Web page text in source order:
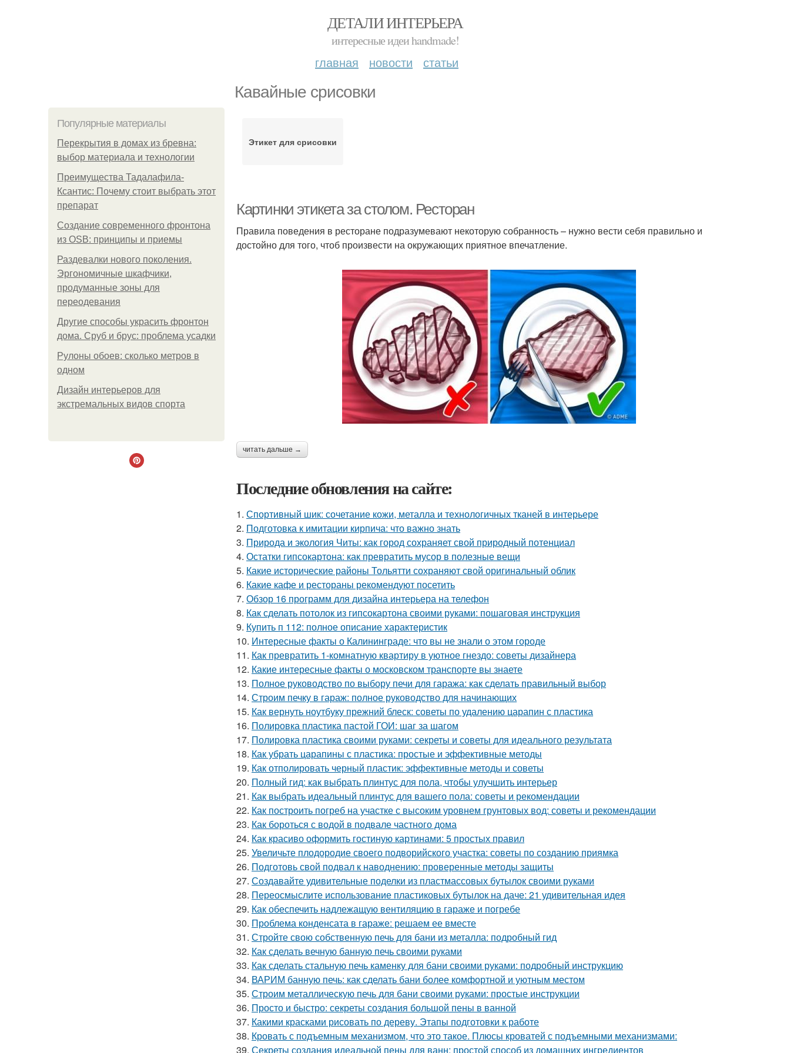
ДЕТАЛИ ИНТЕРЬЕРА
интересные идеи handmade!
главная новости статьи
Кавайные срисовки
Популярные материалы
Перекрытия в домах из бревна:
выбор материала и технологии
Преимущества Тадалафила-
Ксантис: Почему стоит выбрать этот
препарат
Создание современного фронтона
из OSB: принципы и приемы
Раздевалки нового поколения.
Эргономичные шкафчики,
продуманные зоны для
переодевания
Другие способы украсить фронтон
дома. Сруб и брус: проблема усадки
Рулоны обоев: сколько метров в
одном
Дизайн интерьеров для
экстремальных видов спорта
Этикет для срисовки
Картинки этикета за столом. Ресторан
Правила поведения в ресторане подразумевают некоторую собранность – нужно вести себя правильно и
достойно для того, чтоб произвести на окружающих приятное впечатление.
читать дальше →
Последние обновления на сайте:
1. Спортивный шик: сочетание кожи, металла и технологичных тканей в интерьере
2. Подготовка к имитации кирпича: что важно знать
3. Природа и экология Читы: как город сохраняет свой природный потенциал
4. Остатки гипсокартона: как превратить мусор в полезные вещи
5. Какие исторические районы Тольятти сохраняют свой оригинальный облик
6. Какие кафе и рестораны рекомендуют посетить
7. Обзор 16 программ для дизайна интерьера на телефон
8. Как сделать потолок из гипсокартона своими руками: пошаговая инструкция
9. Купить п 112: полное описание характеристик
10. Интересные факты о Калининграде: что вы не знали о этом городе
11. Как превратить 1-комнатную квартиру в уютное гнездо: советы дизайнера
12. Какие интересные факты о московском транспорте вы знаете
13. Полное руководство по выбору печи для гаража: как сделать правильный выбор
14. Строим печку в гараж: полное руководство для начинающих
15. Как вернуть ноутбуку прежний блеск: советы по удалению царапин с пластика
16. Полировка пластика пастой ГОИ: шаг за шагом
17. Полировка пластика своими руками: секреты и советы для идеального результата
18. Как убрать царапины с пластика: простые и эффективные методы
19. Как отполировать черный пластик: эффективные методы и советы
20. Полный гид: как выбрать плинтус для пола, чтобы улучшить интерьер
21. Как выбрать идеальный плинтус для вашего пола: советы и рекомендации
22. Как построить погреб на участке с высоким уровнем грунтовых вод: советы и рекомендации
23. Как бороться с водой в подвале частного дома
24. Как красиво оформить гостиную картинами: 5 простых правил
25. Увеличьте плодородие своего подворийского участка: советы по созданию приямка
26. Подготовь свой подвал к наводнению: проверенные методы защиты
27. Создавайте удивительные поделки из пластмассовых бутылок своими руками
28. Переосмыслите использование пластиковых бутылок на даче: 21 удивительная идея
29. Как обеспечить надлежащую вентиляцию в гараже и погребе
30. Проблема конденсата в гараже: решаем ее вместе
31. Стройте свою собственную печь для бани из металла: подробный гид
32. Как сделать вечную банную печь своими руками
33. Как сделать стальную печь каменку для бани своими руками: подробный инструкцию
34. ВАРИМ банную печь: как сделать бани более комфортной и уютным местом
35. Строим металлическую печь для бани своими руками: простые инструкции
36. Просто и быстро: секреты создания большой пены в ванной
37. Какими красками рисовать по дереву. Этапы подготовки к работе
38. Кровать с подъемным механизмом, что это такое. Плюсы кроватей с подъемными механизмами:
39. Секреты создания идеальной пены для ванн: простой способ из домашних ингредиентов